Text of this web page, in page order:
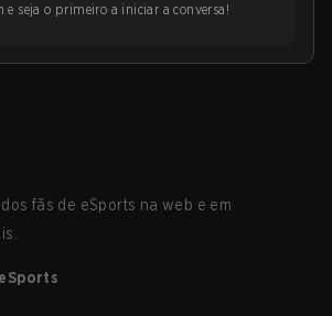
e seja o primeiro a iniciar a conversa!
fãs de eSports na web e em